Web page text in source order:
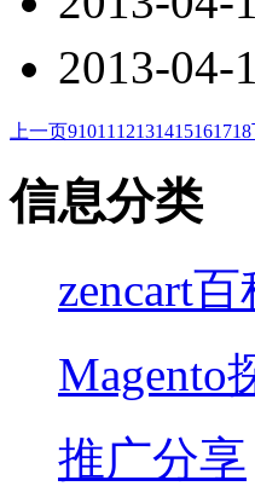
2013-04-
上一页9101112131415161718
信息分类
zencart百
Magento
推广分享